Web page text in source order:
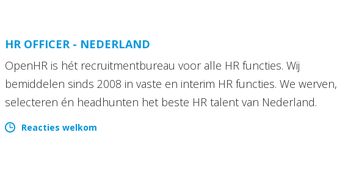
HR OFFICER - NEDERLAND
OpenHR is hét recruitmentbureau voor alle HR functies. Wij
bemiddelen sinds 2008 in vaste en interim HR functies. We werven,
selecteren én headhunten het beste HR talent van Nederland.
Reacties welkom